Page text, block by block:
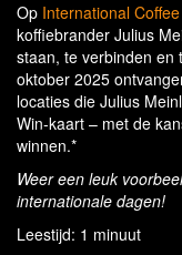
Op International
koffiebrander Julius
staan, te verbinden en
oktober 2025
locaties die Julius
Win-kaart – met de
winnen.*
Weer een leuk
internationale dagen!
Leestijd: 1 minuut